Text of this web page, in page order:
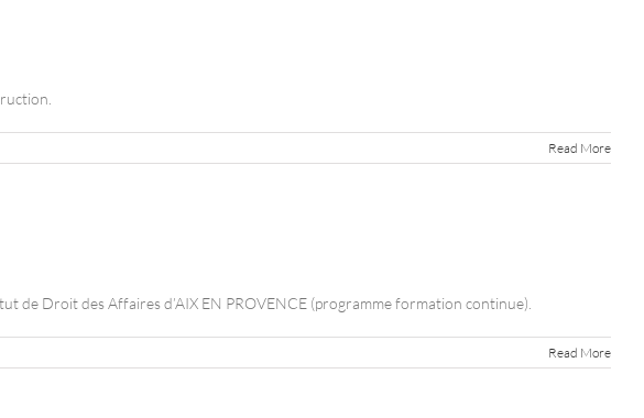
Read More
de Droit des Affaires d’AIX EN PROVENCE (programme formation continue).
Read More